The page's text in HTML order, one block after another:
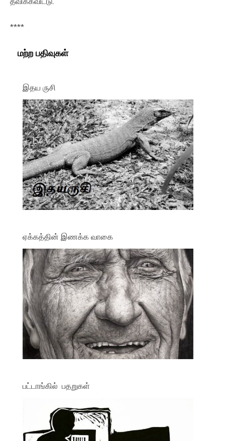
****
மற்ற பதிவுகள்
இதய ருசி
ஏக்கத்தின் இணக்க வாகை
பட்டாங்கில் பதறுகள்